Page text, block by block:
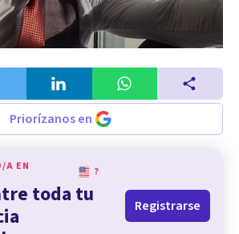
Priorízanos en
A EN
?
toda tu
Registrarse